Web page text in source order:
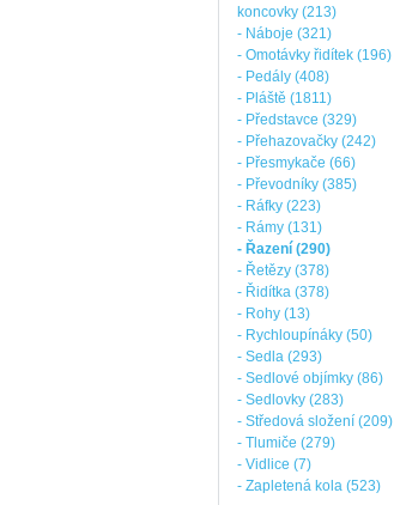
koncovky (213)
- Náboje (321)
- Omotávky řidítek (196)
- Pedály (408)
- Pláště (1811)
- Představce (329)
- Přehazovačky (242)
- Přesmykače (66)
- Převodníky (385)
- Ráfky (223)
- Rámy (131)
- Řazení (290)
- Řetězy (378)
- Řidítka (378)
- Rohy (13)
- Rychloupínáky (50)
- Sedla (293)
- Sedlové objímky (86)
- Sedlovky (283)
- Středová složení (209)
- Tlumiče (279)
- Vidlice (7)
- Zapletená kola (523)